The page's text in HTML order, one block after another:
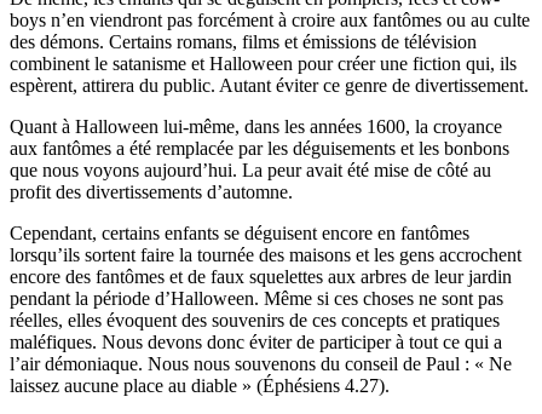
boys n’en viendront pas forcément à croire aux fantômes ou au culte
des démons. Certains romans, films et émissions de télévision
combinent le satanisme et Halloween pour créer une fiction qui, ils
espèrent, attirera du public. Autant éviter ce genre de divertissement.
Quant à Halloween lui-même, dans les années 1600, la croyance
aux fantômes a été remplacée par les déguisements et les bonbons
que nous voyons aujourd’hui. La peur avait été mise de côté au
profit des divertissements d’automne.
Cependant, certains enfants se déguisent encore en fantômes
lorsqu’ils sortent faire la tournée des maisons et les gens accrochent
encore des fantômes et de faux squelettes aux arbres de leur jardin
pendant la période d’Halloween. Même si ces choses ne sont pas
réelles, elles évoquent des souvenirs de ces concepts et pratiques
maléfiques. Nous devons donc éviter de participer à tout ce qui a
l’air démoniaque. Nous nous souvenons du conseil de Paul : « Ne
laissez aucune place au diable » (Éphésiens 4.27).